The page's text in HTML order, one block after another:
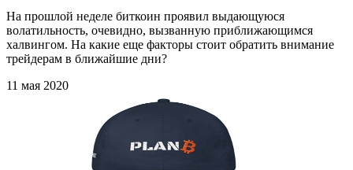
На прошлой неделе биткоин проявил выдающуюся
волатильность, очевидно, вызванную приближающимся
халвингом. На какие еще факторы стоит обратить внимание
трейдерам в ближайшие дни?
11 мая 2020